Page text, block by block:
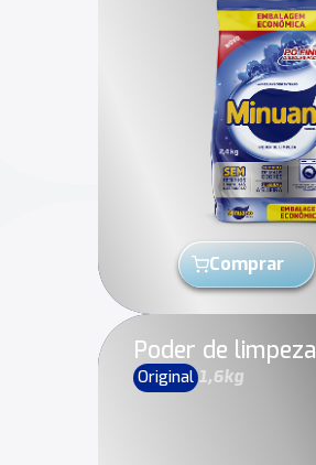
Comprar
Poder de limpeza
Original 1,6kg